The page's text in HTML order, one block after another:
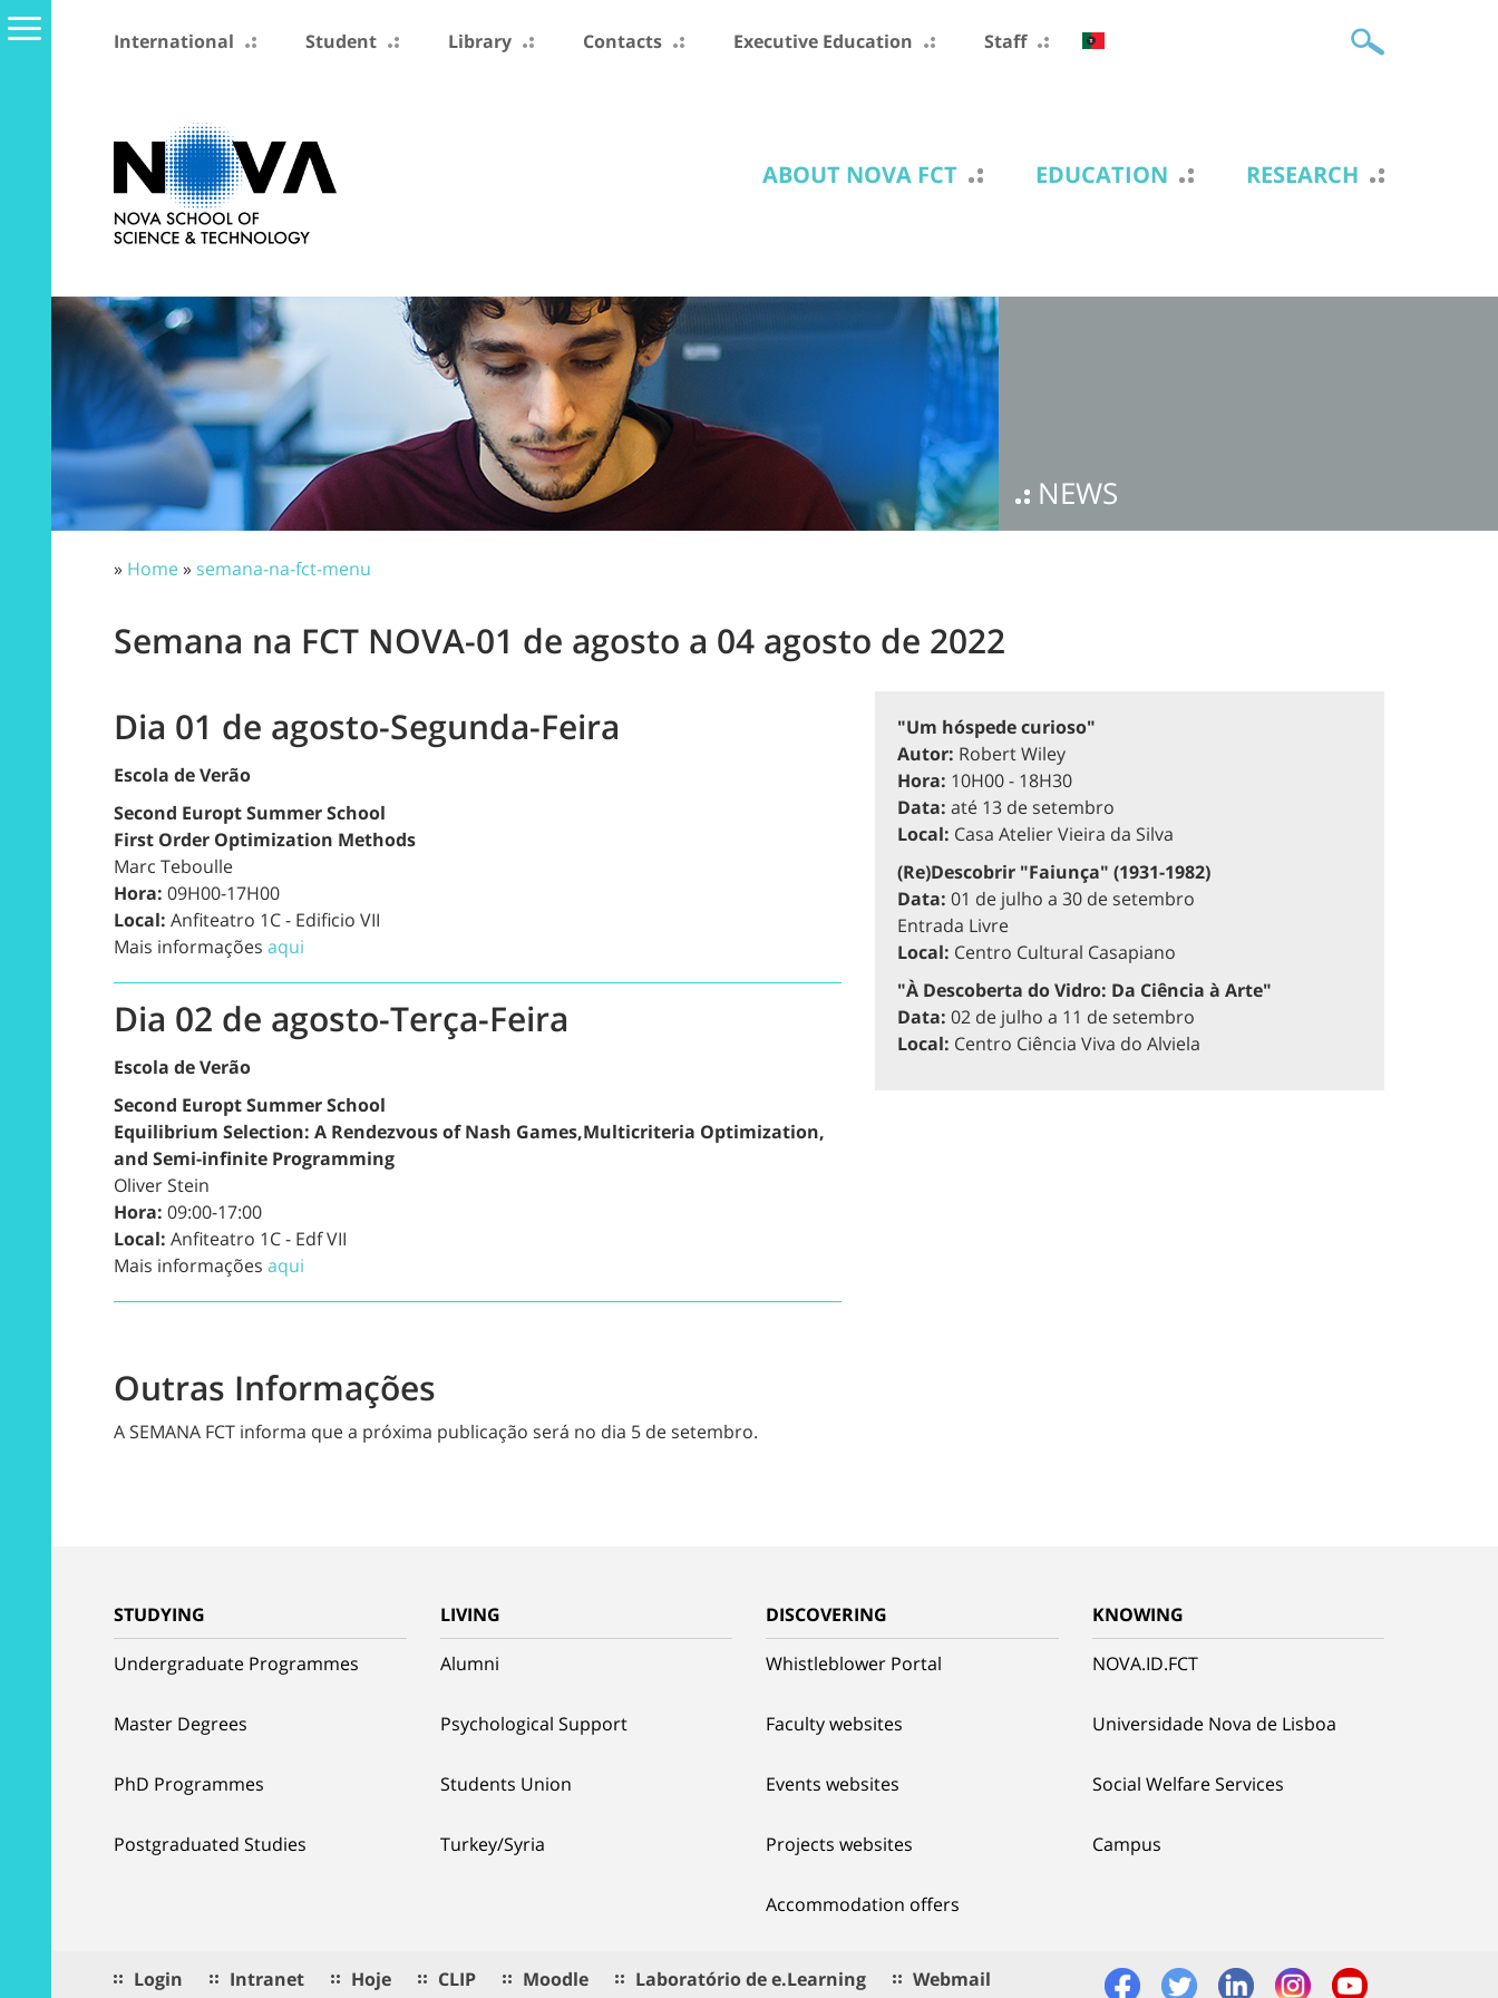
International Student Library Contacts Executive Education Staff
ABOUT NOVA FCT EDUCATION RESEARCH
NEWS
» Home» semana-na-fct-menu
Semana na FCT NOVA-01 de agosto a 04 agosto de 2022
Dia 01 de agosto-Segunda-Feira
Escola de Verão
Second Europt Summer School
First Order Optimization Methods
Marc Teboulle
Hora: 09H00-17H00
Local: Anfiteatro 1C - Edificio VII
Mais informações aqui
Dia 02 de agosto-Terça-Feira
Escola de Verão
Second Europt Summer School
Equilibrium Selection: A Rendezvous of Nash Games,Multicriteria Optimization,
and Semi-infinite Programming
Oliver Stein
Hora: 09:00-17:00
Local: Anfiteatro 1C - Edf VII
Mais informações aqui
Outras Informações
A SEMANA FCT informa que a próxima publicação será no dia 5 de setembro.
"Um hóspede curioso"
Autor: Robert Wiley
Hora: 10H00 - 18H30
Data: até 13 de setembro
Local: Casa Atelier Vieira da Silva
(Re)Descobrir "Faiunça" (1931-1982)
Data: 01 de julho a 30 de setembro
Entrada Livre
Local: Centro Cultural Casapiano
"À Descoberta do Vidro: Da Ciência à Arte"
Data: 02 de julho a 11 de setembro
Local: Centro Ciência Viva do Alviela
STUDYING
Undergraduate Programmes
Master Degrees
PhD Programmes
Postgraduated Studies
LIVING
Alumni
Psychological Support
Students Union
Turkey/Syria
DISCOVERING
Whistleblower Portal
Faculty websites
Events websites
Projects websites
Accommodation offers
KNOWING
NOVA.ID.FCT
Universidade Nova de Lisboa
Social Welfare Services
Campus
Login Intranet Hoje CLIP Moodle Laboratório de e.Learning Webmail